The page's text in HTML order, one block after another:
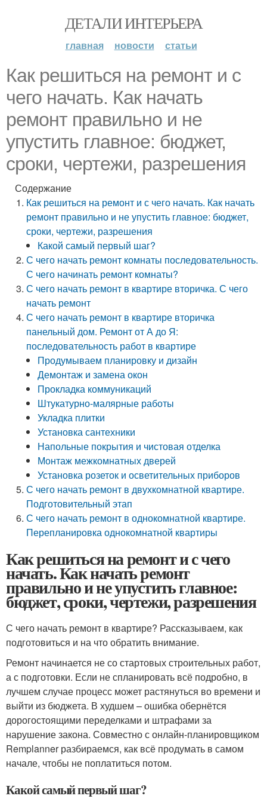
ДЕТАЛИ ИНТЕРЬЕРА
главная новости статьи
Как решиться на ремонт и с
чего начать. Как начать
ремонт правильно и не
упустить главное: бюджет,
сроки, чертежи, разрешения
Содержание
Как решиться на ремонт и с чего начать. Как начать
ремонт правильно и не упустить главное: бюджет,
сроки, чертежи, разрешения
Какой самый первый шаг?
С чего начать ремонт комнаты последовательность.
С чего начинать ремонт комнаты?
С чего начать ремонт в квартире вторичка. С чего
начать ремонт
С чего начать ремонт в квартире вторичка
панельный дом. Ремонт от А до Я:
последовательность работ в квартире
Продумываем планировку и дизайн
Демонтаж и замена окон
Прокладка коммуникаций
Штукатурно-малярные работы
Укладка плитки
Установка сантехники
Напольные покрытия и чистовая отделка
Монтаж межкомнатных дверей
Установка розеток и осветительных приборов
С чего начать ремонт в двухкомнатной квартире.
Подготовительный этап
С чего начать ремонт в однокомнатной квартире.
Перепланировка однокомнатной квартиры
Как решиться на ремонт и с чего
начать. Как начать ремонт
правильно и не упустить главное:
бюджет, сроки, чертежи, разрешения
С чего начать ремонт в квартире? Рассказываем, как
подготовиться и на что обратить внимание.
Ремонт начинается не со стартовых строительных работ,
а с подготовки. Если не спланировать всё подробно, в
лучшем случае процесс может растянуться во времени и
выйти из бюджета. В худшем – ошибка обернётся
дорогостоящими переделками и штрафами за
нарушение закона. Совместно с онлайн-планировщиком
Remplanner разбираемся, как всё продумать в самом
начале, чтобы не поплатиться потом.
Какой самый первый шаг?